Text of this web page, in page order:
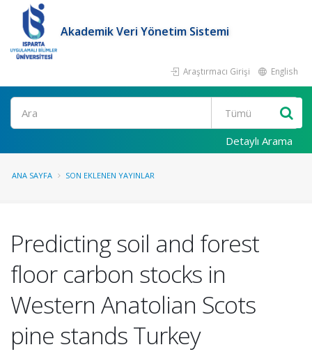
Akademik Veri Yönetim Sistemi
Araştırmacı Girişi English
Ara
Detaylı Arama
ANA SAYFA SON EKLENEN YAYINLAR
Predicting soil and forest
floor carbon stocks in
Western Anatolian Scots
pine stands Turkey